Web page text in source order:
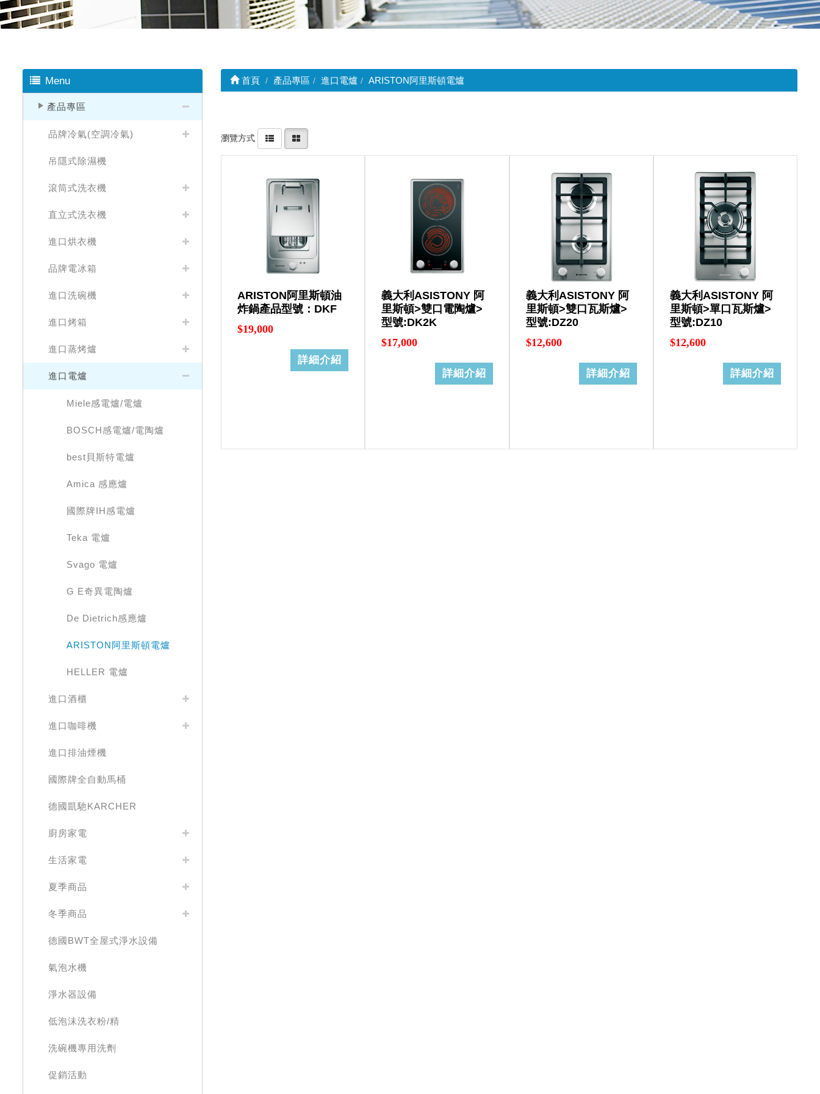
Menu
產品專區
品牌冷氣(空調冷氣)
吊隱式除濕機
滾筒式洗衣機
直立式洗衣機
進口烘衣機
品牌電冰箱
進口洗碗機
進口烤箱
進口蒸烤爐
進口電爐
Miele感電爐/電爐
BOSCH感電爐/電陶爐
best貝斯特電爐
Amica 感應爐
國際牌IH感電爐
Teka 電爐
Svago 電爐
G E奇異電陶爐
De Dietrich感應爐
ARISTON阿里斯頓電爐
HELLER 電爐
進口酒櫃
進口咖啡機
進口排油煙機
國際牌全自動馬桶
德國凱馳KARCHER
廚房家電
生活家電
夏季商品
冬季商品
德國BWT全屋式淨水設備
氣泡水機
淨水器設備
低泡沫洗衣粉/精
洗碗機專用洗劑
促銷活動
首頁 產品專區 進口電爐 ARISTON阿里斯頓電爐
瀏覽方式
ARISTON阿里斯頓油
炸鍋產品型號：DKF
$19,000
詳細介紹
義大利ASISTONY 阿
里斯頓>雙口電陶爐>
型號:DK2K
$17,000
詳細介紹
義大利ASISTONY 阿
里斯頓>雙口瓦斯爐>
型號:DZ20
$12,600
詳細介紹
義大利ASISTONY 阿
里斯頓>單口瓦斯爐>
型號:DZ10
$12,600
詳細介紹